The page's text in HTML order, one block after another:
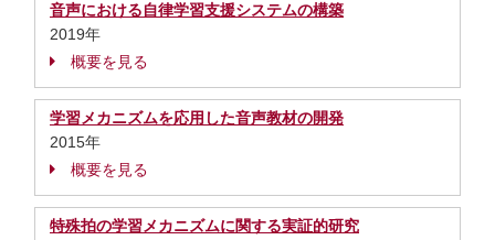
音声における自律学習支援システムの構築
2019年
概要を見る
学習メカニズムを応用した音声教材の開発
2015年
概要を見る
特殊拍の学習メカニズムに関する実証的研究